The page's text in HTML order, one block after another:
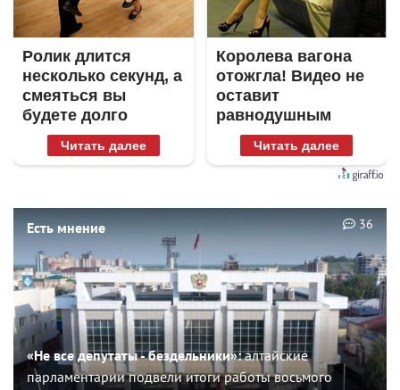
Ролик длится
несколько секунд, а
смеяться вы
будете долго
Читать далее
Королева вагона
отожгла! Видео не
оставит
равнодушным
Читать далее
Есть мнение
«Не все депутаты - бездельники»:алтайские
парламентарии подвели итоги работы восьмого
36